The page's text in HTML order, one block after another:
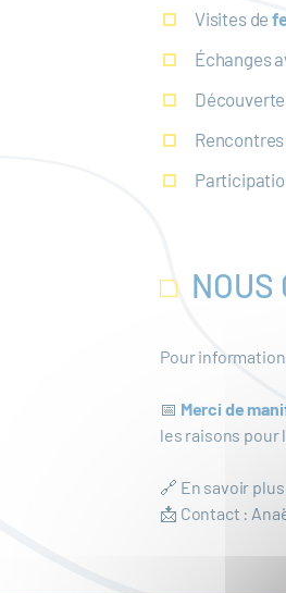
Visites de
Échanges
NOUS
Pour
📅 Merci de
les raisons pour
🔗 En savoir
📩 Contact :